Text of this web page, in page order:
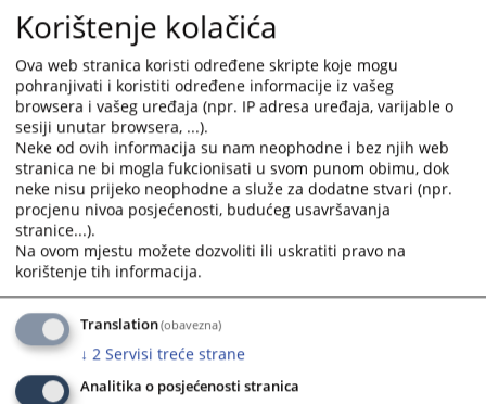
Press
the
question
mark
key
to
get
the
keyboard
shortcuts
for
changing
Press
the
question
mark
key
to
get
the
keyboard
for
changing
Korištenje kolačića
Ova web stranica koristi određene skripte koje mogu
pohranjivati i koristiti određene informacije iz vašeg
browsera i vašeg uređaja (npr. IP adresa uređaja, varijable o
sesiji unutar browsera, ...).
Neke od ovih informacija su nam neophodne i bez njih web
stranica ne bi mogla fukcionisati u svom punom obimu, dok
neke nisu prijeko neophodne a služe za dodatne stvari (npr.
procjenu nivoa posjećenosti, budućeg usavršavanja
stranice...).
Na ovom mjestu možete dozvoliti ili uskratiti pravo na
korištenje tih informacija.
Translation(obavezna)
↓ 2 Servisi treće strane
Analitika o posjećenosti stranica